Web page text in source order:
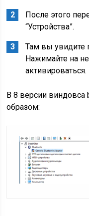
После этого
“Устройства”.
Там вы увидите
Нажимайте на
активироваться.
В 8 версии виндовса
образом: